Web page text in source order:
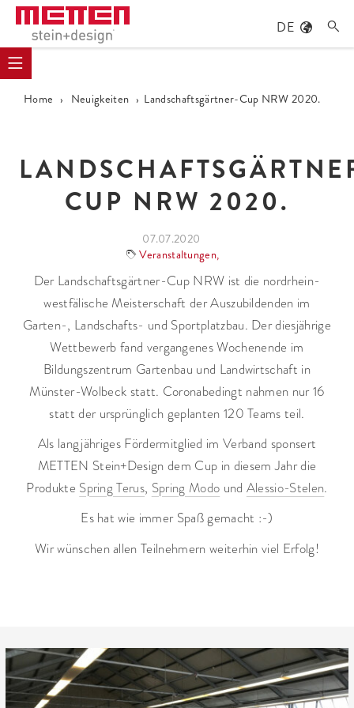
DE 
Home › Neuigkeiten › Landschaftsgärtner-Cup NRW 2020.
CUP NRW 2020.
07.07.2020
Veranstaltungen,
Der Landschaftsgärtner-Cup NRW ist die nordrhein-
westfälische Meisterschaft der Auszubildenden im
Garten-, Landschafts- und Sportplatzbau. Der diesjährige
Wettbewerb fand vergangenes Wochenende im
Bildungszentrum Gartenbau und Landwirtschaft in
Münster-Wolbeck statt. Coronabedingt nahmen nur 16
statt der ursprünglich geplanten 120 Teams teil.
Als langjähriges Fördermitglied im Verband sponsert
METTEN Stein+Design dem Cup in diesem Jahr die
Produkte Spring Terus, Spring Modo und Alessio-Stelen.
Es hat wie immer Spaß gemacht :-)
Wir wünschen allen Teilnehmern weiterhin viel Erfolg!